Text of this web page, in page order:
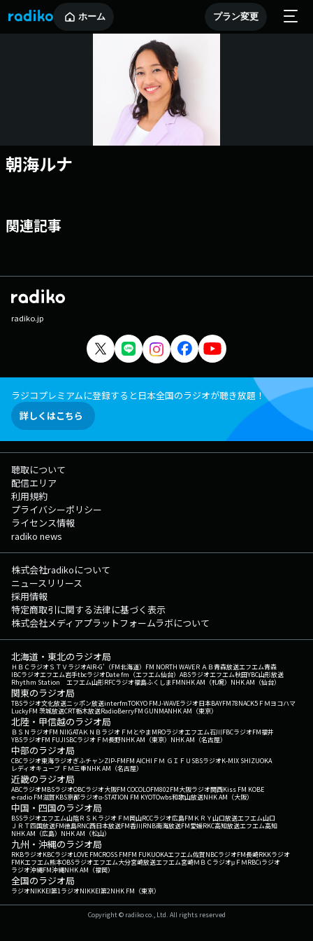
ホーム プラン変更
朝海ルナ
関連記事
radiko.jp
ラジコプレミアムに登録すると日本全国のラジオが聴き放題！
詳しくはこちら
聴取について
配信エリア
利用規約
プライバシーポリシー
ライセンス情報
radiko news
株式会社radikoについて
ニュースリリース
採用情報
特定商取引に関する法律に基づく表示
株式会社メディアプラットフォームラボについて
北海道・東北のラジオ局
ＨＢＣラジオＳＴＶラジオAIR-G'（FM北海道） FM NORTH WAVEＲＡＢ青森放送エフエム青森
IBCラジオエフエム岩手tbcラジオDate fm（エフエム仙台） ABSラジオエフエム秋田YBC山形放送
Rhythm Station エフエム山形RFCラジオ福島ふくしまFMNHK AM（札幌） NHK AM（仙台）
関東のラジオ局
TBSラジオ文化放送ニッポン放送interfmTOKYO FMJ-WAVEラジオ日本BAYFM78NACK5 ＦＭヨコハマ
LuckyFM 茨城放送CRT栃木放送RadioBerryFM GUNMANHK AM（東京）
北陸・甲信越のラジオ局
ＢＳＮラジオFM NIIGATAＫＮＢラジオ ＦＭとやまMROラジオエフエム石川FBCラジオFM福井
YBSラジオFM FUJISBCラジオ ＦＭ長野NHK AM（東京） NHK AM（名古屋）
中部のラジオ局
CBCラジオ東海ラジオぎふチャンZIP-FMFM AICHI ＦＭ ＧＩＦＵ SBSラジオK-MIX SHIZUOKA
レディオキューブ ＦＭ三重NHK AM（名古屋）
近畿のラジオ局
ABCラジオMBSラジオOBCラジオ大阪FM COCOLOFM802FM大阪ラジオ関西Kiss FM KOBE
e-radio FM滋賀KBS京都ラジオα-STATION FM KYOTOwbs和歌山放送NHK AM（大阪）
中国・四国のラジオ局
BSSラジオエフエム山陰ＲＳＫラジオ ＦＭ岡山RCCラジオ広島FM ＫＲＹ山口放送エフエム山口
ＪＲＴ四国放送FM徳島RNC西日本放送FM香川RNB南海放送FM愛媛RKC高知放送エフエム高知
NHK AM（広島） NHK AM（松山）
九州・沖縄のラジオ局
RKBラジオKBCラジオLOVE FMCROSS FMFM FUKUOKAエフエム佐賀NBCラジオFM長崎RKKラジオ
FMKエフエム熊本OBSラジオエフエム大分宮崎放送エフエム宮崎ＭＢＣラジオμＦＭRBCiラジオ
ラジオ沖縄FM沖縄NHK AM（福岡）
全国のラジオ局
ラジオNIKKEI第1ラジオNIKKEI第2NHK FM（東京）
Copyright © radiko co., Ltd. All rights reserved